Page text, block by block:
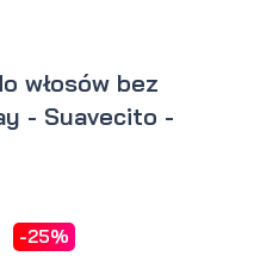
włosów bez
- Suavecito -
-25%